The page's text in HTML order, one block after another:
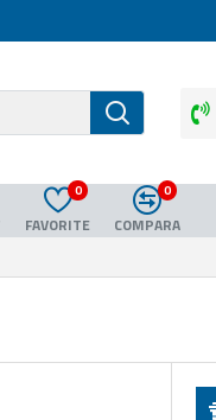
FAVORITE
0
COMPARA
0